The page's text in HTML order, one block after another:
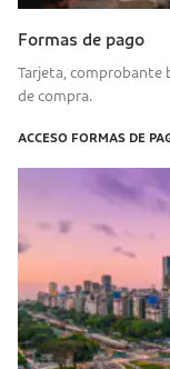
Formas de pago
Tarjeta, comprobante
de compra.
ACCESO FORMAS DE